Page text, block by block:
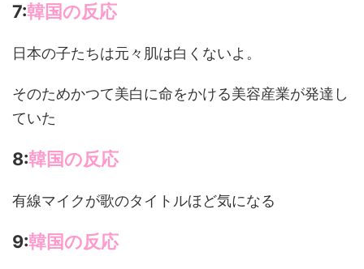
7:韓国の反応
日本の子たちは元々肌は白くないよ。
そのためかつて美白に命をかける美容産業が発達し
ていた
8:韓国の反応
有線マイクが歌のタイトルほど気になる
9:韓国の反応